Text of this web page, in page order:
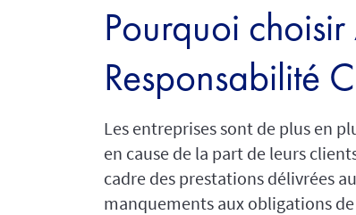
Pourquoi
Responsabilité
Les entreprises sont de plus en
en cause de la part de leurs
cadre des prestations délivrées
manquements aux obligations